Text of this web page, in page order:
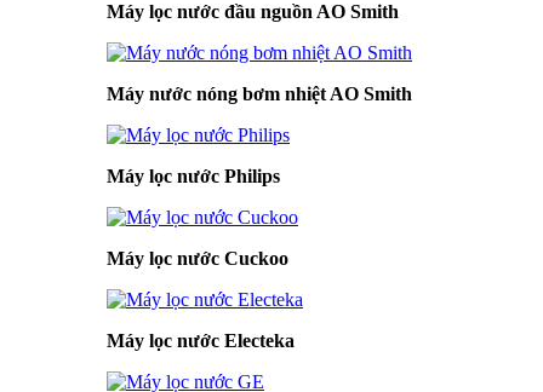
Máy lọc nước đầu nguồn AO Smith
Máy nước nóng bơm nhiệt AO Smith
Máy lọc nước Philips
Máy lọc nước Cuckoo
Máy lọc nước Electeka